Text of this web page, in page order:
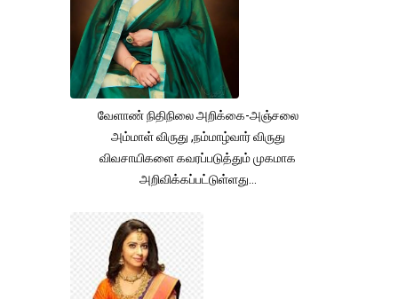
வேளாண் நிதிநிலை அறிக்கை-அஞ்சலை
அம்மாள் விருது ,நம்மாழ்வார் விருது
விவசாயிகளை கவரப்படுத்தும் முகமாக
அறிவிக்கப்பட்டுள்ளது...